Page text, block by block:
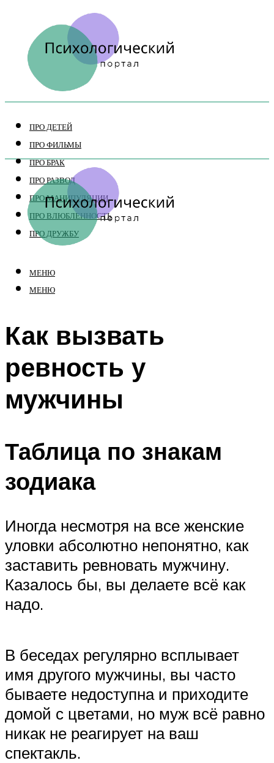
ПРО ДЕТЕЙ
ПРО ФИЛЬМЫ
ПРО БРАК
ПРО РАЗВОД
ПРО МАНИПУЛЯЦИИ
ПРО ВЛЮБЛЕННОСТЬ
ПРО ДРУЖБУ
МЕНЮ
МЕНЮ
Как вызвать
ревность у
мужчины
Таблица по знакам
зодиака
Иногда несмотря на все женские
уловки абсолютно непонятно, как
заставить ревновать мужчину.
Казалось бы, вы делаете всё как
надо.
В беседах регулярно всплывает
имя другого мужчины, вы часто
бываете недоступна и приходите
домой с цветами, но муж всё равно
никак не реагирует на ваш
спектакль.